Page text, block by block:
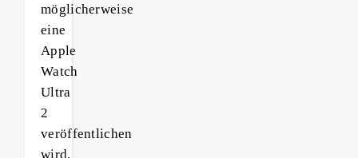
möglicherweise
eine
Apple
Watch
Ultra
2
veröffentlichen
wird.